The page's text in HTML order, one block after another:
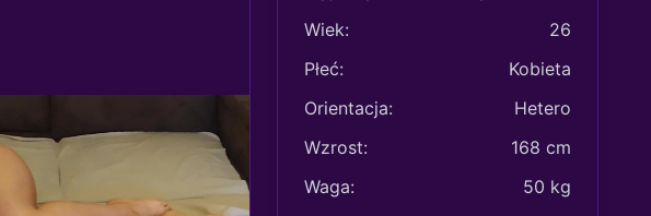
Wiek:
26
Płeć:
Kobieta
Orientacja:
Hetero
Wzrost:
168 cm
Waga:
50 kg